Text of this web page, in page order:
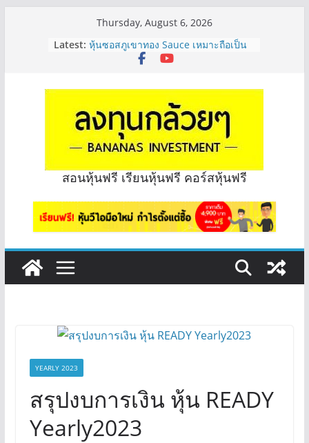
Thursday, August 6, 2026
Latest: หุ้นซอสภูเขาทอง Sauce เหมาะถือเป็น
หุ้นปันผลไหม? | Q&A กล้วยๆ EP.1166
ดี? | Q&A กล้วยๆ EP.1165
รีวิวงบกลุ่ม Bank หุ้นไหนเหมาะถือเอา
“ปันผล” | EP.175
จะเลือกหุ้นแต่ละตัว ต้องดู Short –
Long ของหุ้นตัวนั้นๆไหมคะ? | Q&A
กล้วยๆ EP.1164
มีเงิน 8 ล้าน อยากจัดพอร์ตหุ้นปันผล
ระยะยาว อุตสาหกรรมไหนดี? | Q&A
สอนหุ้นฟรี เรียนหุ้นฟรี คอร์สหุ้นฟรี
YEARLY 2023
สรุปงบการเงิน หุ้น READY
Yearly2023